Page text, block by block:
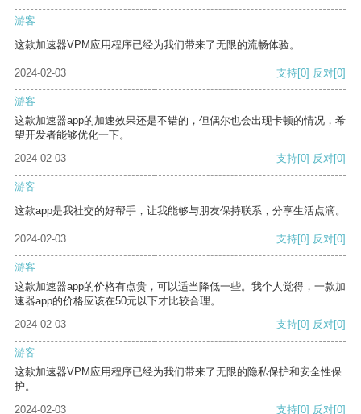
游客
这款加速器VPM应用程序已经为我们带来了无限的流畅体验。
2024-02-03 支持[0] 反对[0]
游客
这款加速器app的加速效果还是不错的，但偶尔也会出现卡顿的情况，希
望开发者能够优化一下。
2024-02-03
支持[0] 反对[0]
游客
这款app是我社交的好帮手，让我能够与朋友保持联系，分享生活点滴。
2024-02-03 支持[0] 反对[0]
游客
这款加速器app的价格有点贵，可以适当降低一些。我个人觉得，一款加
速器app的价格应该在50元以下才比较合理。
2024-02-03
支持[0] 反对[0]
游客
这款加速器VPM应用程序已经为我们带来了无限的隐私保护和安全性保
护。
2024-02-03
支持[0] 反对[0]